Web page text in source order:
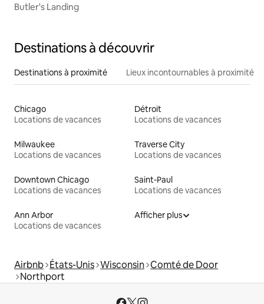
Butler's Landing
Destinations à découvrir
Destinations à proximité Lieux incontournables à proximité
Chicago
Locations de vacances
Détroit
Locations de vacances
Milwaukee
Locations de vacances
Traverse City
Locations de vacances
Downtown Chicago
Locations de vacances
Saint-Paul
Locations de vacances
Ann Arbor
Locations de vacances
Afficher plus
Airbnb États-Unis Wisconsin Comté de Door
Northport